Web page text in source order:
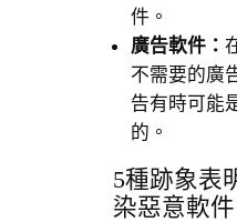
件。
廣告軟件：
不需要的廣
告有時可能
的。
5種跡象表
染惡意軟件